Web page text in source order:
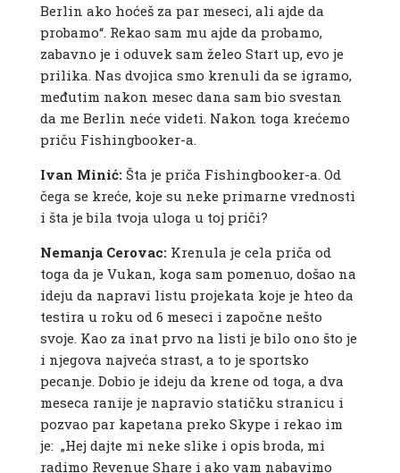
Berlin ako hoćeš za par meseci, ali ajde da
probamo“. Rekao sam mu ajde da probamo,
zabavno je i oduvek sam želeo Start up, evo je
prilika. Nas dvojica smo krenuli da se igramo,
međutim nakon mesec dana sam bio svestan
da me Berlin neće videti. Nakon toga krećemo
priču Fishingbooker-a.
Ivan Minić: Šta je priča Fishingbooker-a. Od
čega se kreće, koje su neke primarne vrednosti
i šta je bila tvoja uloga u toj priči?
Nemanja Cerovac: Krenula je cela priča od
toga da je Vukan, koga sam pomenuo, došao na
ideju da napravi listu projekata koje je hteo da
testira u roku od 6 meseci i započne nešto
svoje. Kao za inat prvo na listi je bilo ono što je
i njegova najveća strast, a to je sportsko
pecanje. Dobio je ideju da krene od toga, a dva
meseca ranije je napravio statičku stranicu i
pozvao par kapetana preko Skype i rekao im
je: „Hej dajte mi neke slike i opis broda, mi
radimo Revenue Share i ako vam nabavimo